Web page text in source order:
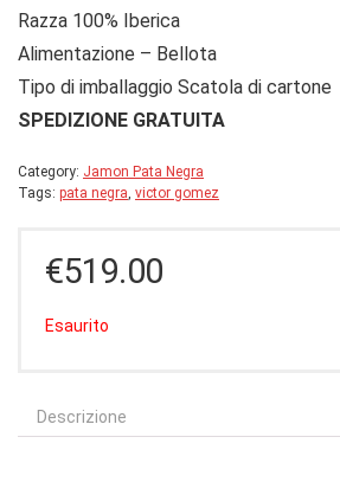
Razza 100% Iberica
Alimentazione – Bellota
Tipo di imballaggio Scatola di cartone
SPEDIZIONE GRATUITA
Category: Jamon Pata Negra
Tags: pata negra, victor gomez
€519.00
Esaurito
Descrizione